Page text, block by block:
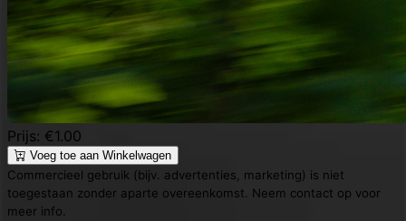
Prijs: €1.00
Voeg toe aan Winkelwagen
Commercieel gebruik (bijv. advertenties, marketing) is niet
toegestaan zonder aparte overeenkomst. Neem contact op voor
meer info.